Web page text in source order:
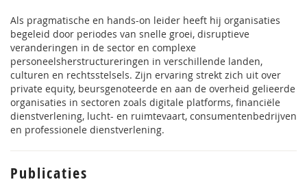
Als pragmatische en hands-on leider heeft hij organisaties
begeleid door periodes van snelle groei, disruptieve
veranderingen in de sector en complexe
personeelsherstructureringen in verschillende landen,
culturen en rechtsstelsels. Zijn ervaring strekt zich uit over
private equity, beursgenoteerde en aan de overheid gelieerde
organisaties in sectoren zoals digitale platforms, financiële
dienstverlening, lucht- en ruimtevaart, consumentenbedrijven
en professionele dienstverlening.
Publicaties